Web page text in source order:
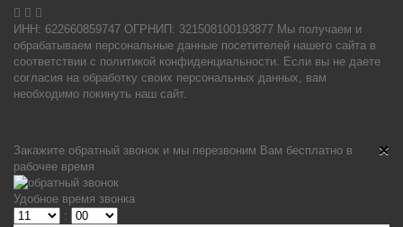
 
ИНН: 622660859747 ОГРНИП: 321508100193877 Мы получаем и
обрабатываем персональные данные посетителей нашего сайта в
соответствии с политикой конфиденциальности. Если вы не даете
согласия на обработку своих персональных данных, вам
необходимо покинуть наш сайт.
×
Закажите обратный звонок и мы перезвоним Вам бесплатно в
рабочее время
Удобное время звонка
: